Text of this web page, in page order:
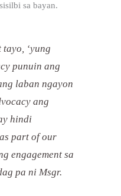
sa bayan.
‘yung
punuin ang
laban ngayon
ang
hindi
part of our
engagement sa
pa ni Msgr.